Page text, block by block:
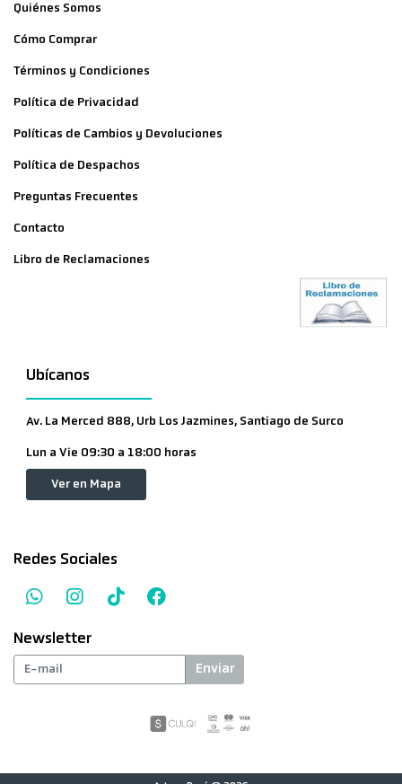
Quiénes Somos
Cómo Comprar
Términos y Condiciones
Política de Privacidad
Políticas de Cambios y Devoluciones
Política de Despachos
Preguntas Frecuentes
Contacto
Libro de Reclamaciones
Ubícanos
Av. La Merced 888, Urb Los Jazmines, Santiago de Surco
Lun a Vie 09:30 a 18:00 horas
Ver en Mapa
Redes Sociales
Newsletter
Enviar